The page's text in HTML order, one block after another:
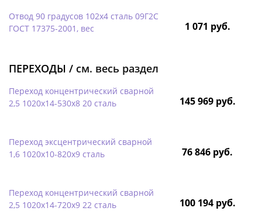
Отвод 90 градусов 102х4 сталь 09Г2С
ГОСТ 17375-2001, вес
1 071 руб.
ПЕРЕХОДЫ / см. весь раздел
Переход концентрический сварной
2,5 1020х14-530х8 20 сталь
145 969 руб.
Переход эксцентрический сварной
1,6 1020х10-820х9 сталь
76 846 руб.
Переход концентрический сварной
2,5 1020х14-720х9 22 сталь
100 194 руб.